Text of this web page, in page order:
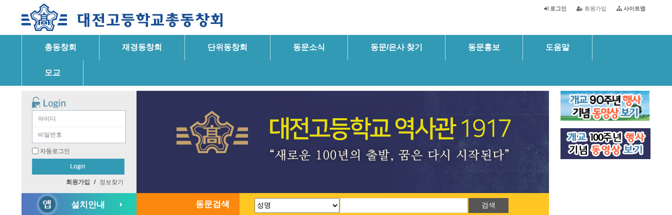
사이트맵
회원가입
로그인
총동창회 재경동창회 단위동창회 동문소식 동문/은사 찾기 동문홍보 도움말
모교
자동로그인
회원가입 / 정보찾기
설치안내 동문검색 검색
총동창회